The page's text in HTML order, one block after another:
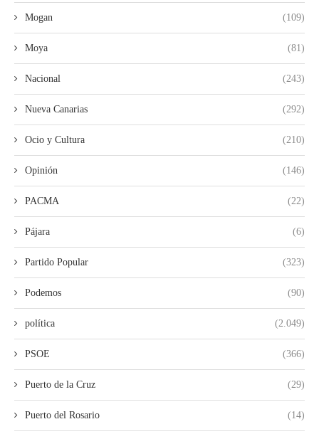
Mogan (109)
Moya (81)
Nacional (243)
Nueva Canarias (292)
Ocio y Cultura (210)
Opinión (146)
PACMA (22)
Pájara (6)
Partido Popular (323)
Podemos (90)
política (2.049)
PSOE (366)
Puerto de la Cruz (29)
Puerto del Rosario (14)